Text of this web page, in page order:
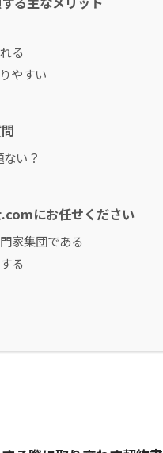
る
やすい
い？
にお任せください
家集団である
る